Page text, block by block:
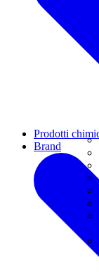
Prodotti
Brand